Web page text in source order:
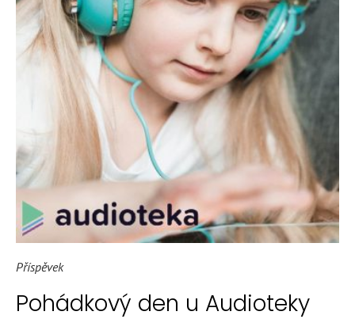
Příspěvek
Pohádkový den u Audioteky